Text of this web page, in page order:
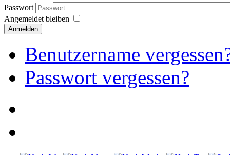
Passwort
Angemeldet bleiben
Anmelden
Benutzername
Passwort vergessen?